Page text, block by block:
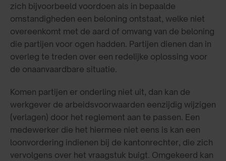
zich bijvoorbeeld voordoen als in bepaalde
omstandigheden een beloning ontstaat, welke niet
overeenkomt met de aard of omvang van de beloning
die partijen voor ogen hadden. Partijen dienen dan in
overleg te treden over een redelijke oplossing voor
de onaanvaardbare situatie.
Komen partijen er onderling niet uit, dan kan de
werkgever de arbeidsvoorwaarden eenzijdig wijzigen
(verlagen) door het reglement aan te passen. Een
medewerker die het hiermee niet eens is kan een
loonvordering indienen bij de kantonrechter, die zich
vervolgens over het vraagstuk buigt. Omgekeerd kan